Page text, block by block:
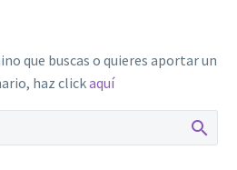
que buscas o quieres aportar un
haz clickaquí